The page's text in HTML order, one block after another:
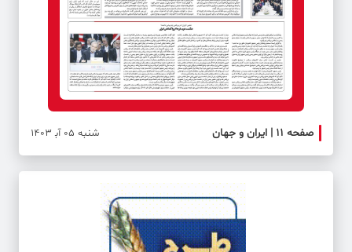
صفحه ۱۱ | ایران و جهان شنبه 05 آب‍ 1403